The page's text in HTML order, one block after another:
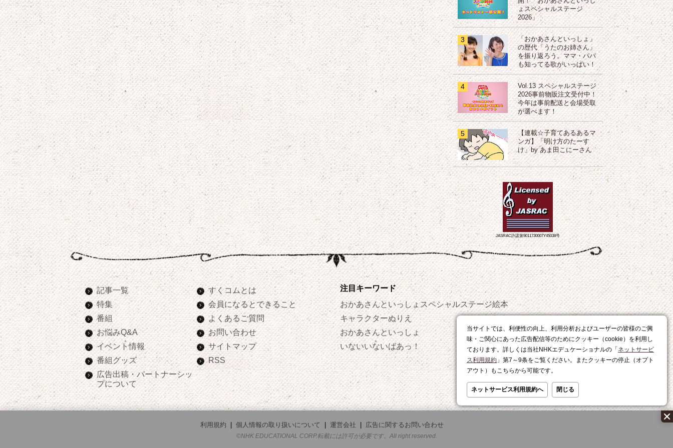
当サイトでは、利便性の向上、利用分析およびユーザーの皆様のご興
味・ご関心にあった広告配信等のためにクッキー（cookie）を利用し
ております。詳しくは当社NHKエデュケーショナルの「 ネットサービ
ス利用規約 」第7～9条をご覧ください。またクッキーの停止（オプト
アウト）もこちらから可能です。
ネットサービス利用規約へ 閉じる
ょスペシャルステージ
2026」
3
「おかあさんといっしょ」
の歴代「うたのお姉さん」
を振り返ろう。ママ・パパ
も知ってる歌がいっぱい！
4
Vol.13 スペシャルステージ
2026事前物販注文受付中！
今年は事前配送と会場受取
が選べます！
5
【連載☆子育てあるあるマ
ンガ】「明け方のたーす
け」by あま田こにーさん
JASRAC許諾第9011730007Y45038号
記事一覧
特集
番組
お悩みQ&A
イベント情報
番組グッズ
広告出稿・パートナーシッ
プについて
すくコムとは
会員になるとできること
よくあるご質問
お問い合わせ
サイトマップ
RSS
注目キーワード
おかあさんといっしょスペシャルステージ
キャラクターぬりえ
おかあさんといっしょ
いないいないばあっ！
絵本
おやつ
レシピ
利用規約 個人情報の取り扱いについて 運営会社
広告に関するお問い合わせ
©NHK EDUCATIONAL CORP.転載には許可が必要です。All right reserved.